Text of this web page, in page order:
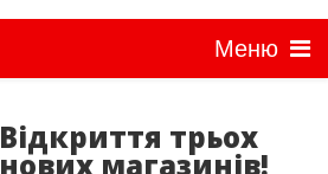
Відкриття трьох
нових магазинів!